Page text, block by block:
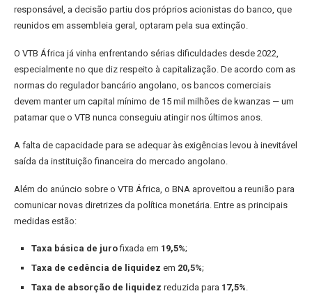
responsável, a decisão partiu dos próprios acionistas do banco, que
reunidos em assembleia geral, optaram pela sua extinção.
O VTB África já vinha enfrentando sérias dificuldades desde 2022,
especialmente no que diz respeito à capitalização. De acordo com as
normas do regulador bancário angolano, os bancos comerciais
devem manter um capital mínimo de 15 mil milhões de kwanzas — um
patamar que o VTB nunca conseguiu atingir nos últimos anos.
A falta de capacidade para se adequar às exigências levou à inevitável
saída da instituição financeira do mercado angolano.
Além do anúncio sobre o VTB África, o BNA aproveitou a reunião para
comunicar novas diretrizes da política monetária. Entre as principais
medidas estão:
Taxa básica de jurofixada em 19,5%;
Taxa de cedência de liquidez em 20,5%;
Taxa de absorção de liquidez reduzida para 17,5%.